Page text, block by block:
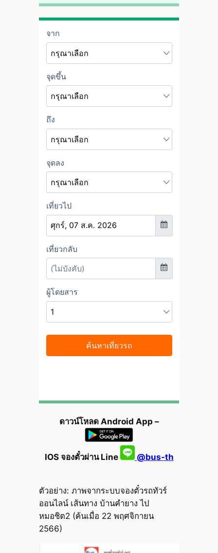
ดาวน์โหลด Android App –
IOS จองตั๋วผ่าน Line @bus-th
ตัวอย่าง: ภาพจากระบบจองตั๋วรถทัวร์
ออนไลน์ เส้นทาง บ้านคำยาง ไป
หมอชิต2 (ค้นเมื่อ 22 พฤศจิกายน
2566)